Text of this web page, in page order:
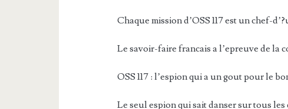
Chaque mission d’OSS 117 est un chef-
Le savoir-faire francais a l’epreuve de la
OSS 117 : l’espion qui a un gout pour le
Le seul espion qui sait danser sur tous les